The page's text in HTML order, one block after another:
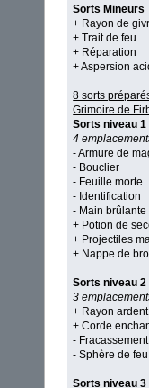
Sorts Mineurs
+ Rayon de
+ Trait de feu
+ Réparation
+ Aspersion
8 sorts
Grimoire de
Sorts niveau 1
4
- Armure de
- Bouclier
- Feuille morte
- Identification
- Main brûlante
+ Potion de
+ Projectiles
+ Nappe de
Sorts niveau 2
3
+ Rayon ardent
+ Corde
- Fracassement
- Sphère de feu
Sorts niveau 3